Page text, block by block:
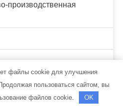
производственная
комплекс
файлы cookie для улучшения
пользоваться сайтом, вы
файлов cookie.
OK